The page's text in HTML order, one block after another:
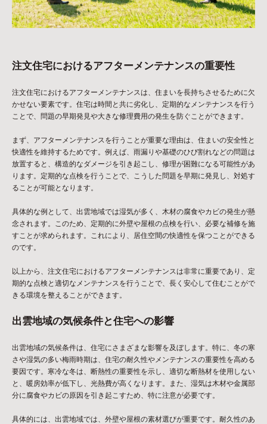
注文住宅におけるアフターメンテナンスの重要性
注文住宅におけるアフターメンテナンスは、住まいを長持ちさせるために欠
かせない要素です。住宅は時間と共に劣化し、定期的なメンテナンスを行う
ことで、問題の早期発見や大きな修理費用の発生を防ぐことができます。
まず、アフターメンテナンスを行うことが重要な理由は、住まいの安全性と
快適性を維持するためです。例えば、雨漏りや基礎のひび割れなどの問題は
放置すると、構造的なダメージを引き起こし、修理が困難になる可能性があ
ります。定期的な点検を行うことで、こうした問題を早期に発見し、対処す
ることが可能となります。
具体的な例として、出雲地域では湿気が多く、木材の腐食やカビの発生が懸
念されます。このため、定期的に外壁や屋根の点検を行い、必要な補修を施
すことが求められます。これにより、居住空間の快適性を保つことができる
のです。
以上から、注文住宅におけるアフターメンテナンスは非常に重要であり、定
期的な点検と適切なメンテナンスを行うことで、長く安心して住むことがで
きる環境を整えることができます。
出雲地域の気候条件と住宅への影響
出雲地域の気候条件は、住宅にさまざまな影響を及ぼします。特に、冬の寒
さや湿気の多い梅雨時期は、住宅の耐久性やメンテナンスの重要性を高める
要因です。寒冷な冬は、断熱性の重要性を示し、適切な断熱材を使用しない
と、暖房効率が低下し、光熱費が高くなります。また、湿気は木材や金属部
分に腐食やカビの原因を引き起こすため、特に注意が必要です。
具体的には、出雲地域では、外壁や屋根の素材選びが重要です。耐久性のあ